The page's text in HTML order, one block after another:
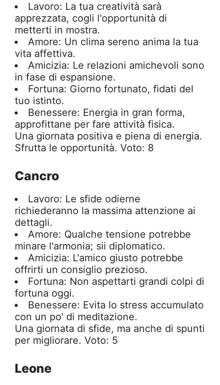
Lavoro: La tua creatività sarà
apprezzata, cogli l'opportunità di
metterti in mostra.
Amore: Un clima sereno anima la tua
vita affettiva.
Amicizia: Le relazioni amichevoli sono
in fase di espansione.
Fortuna: Giorno fortunato, fidati del
tuo istinto.
Benessere: Energia in gran forma,
approfittane per fare attività fisica.
Una giornata positiva e piena di energia.
Sfrutta le opportunità. Voto: 8
Cancro
Lavoro: Le sfide odierne
richiederanno la massima attenzione ai
dettagli.
Amore: Qualche tensione potrebbe
minare l'armonia; sii diplomatico.
Amicizia: L'amico giusto potrebbe
offrirti un consiglio prezioso.
Fortuna: Non aspettarti grandi colpi di
fortuna oggi.
Benessere: Evita lo stress accumulato
con un po' di meditazione.
Una giornata di sfide, ma anche di spunti
per migliorare. Voto: 5
Leone